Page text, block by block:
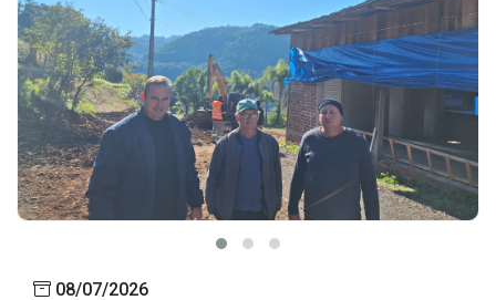
08/07/2026